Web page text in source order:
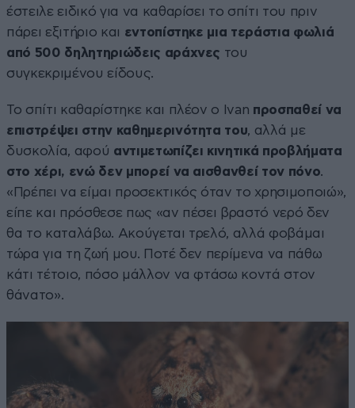
έστειλε ειδικό για να καθαρίσει το σπίτι του πριν
πάρει εξιτήριο και εντοπίστηκε μια τεράστια φωλιά
από 500 δηλητηριώδεις αράχνες του
συγκεκριμένου είδους.
Το σπίτι καθαρίστηκε και πλέον ο Ivan προσπαθεί να
επιστρέψει στην καθημερινότητα του, αλλά με
δυσκολία, αφού αντιμετωπίζει κινητικά προβλήματα
στο χέρι, ενώ δεν μπορεί να αισθανθεί τον πόνο.
«Πρέπει να είμαι προσεκτικός όταν το χρησιμοποιώ»,
είπε και πρόσθεσε πως «αν πέσει βραστό νερό δεν
θα το καταλάβω. Ακούγεται τρελό, αλλά φοβάμαι
τώρα για τη ζωή μου. Ποτέ δεν περίμενα να πάθω
κάτι τέτοιο, πόσο μάλλον να φτάσω κοντά στον
θάνατο».